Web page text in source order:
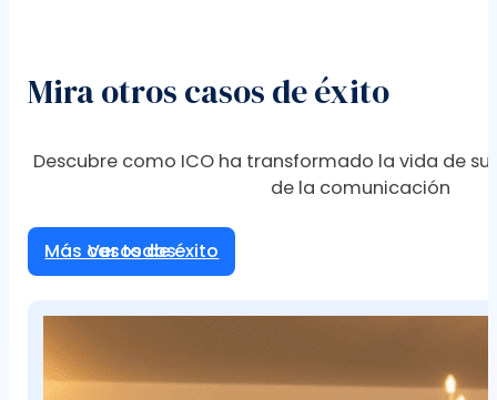
Mira otros casos de éxito
Descubre como ICO ha transformado la vida de
de la comunicación
Más casos de éxito